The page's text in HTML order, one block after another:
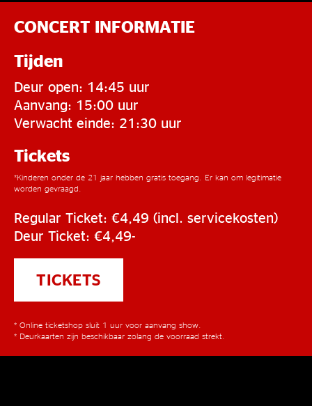
CONCERT INFORMATIE
Tijden
Deur open: 14:45 uur
Aanvang: 15:00 uur
Verwacht einde: 21:30 uur
Tickets
*Kinderen onder de 21 jaar hebben gratis toegang. Er kan om legitimatie
worden gevraagd.
Regular Ticket: €4,49 (incl. servicekosten)
Deur Ticket: €4,49-
TICKETS
* Online ticketshop sluit 1 uur voor aanvang show.
* Deurkaarten zijn beschikbaar zolang de voorraad strekt.